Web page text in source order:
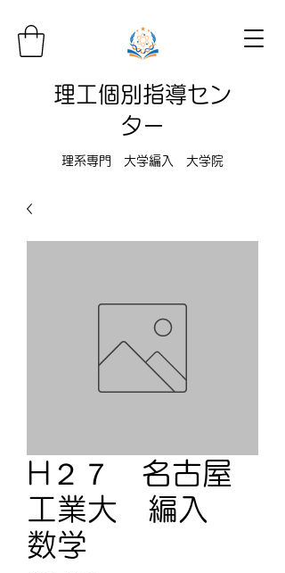
理工個別指導セン
ター
理系専門 大学編入 大学院
H２７ 名古屋
工業大 編入
数学